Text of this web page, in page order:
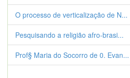
O processo de verticalização de N...
Pesquisando a religião afro-brasi...
Prof§ Maria do Socorro de 0. Evan...